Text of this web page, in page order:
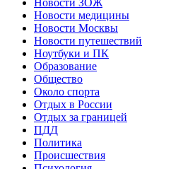
Новости медицины
Новости Москвы
Новости путешествий
Ноутбуки и ПК
Образование
Общество
Около спорта
Отдых в России
Отдых за границей
ПДД
Политика
Происшествия